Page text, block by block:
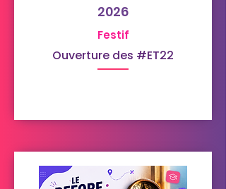
2026
Festif
Ouverture des #ET22